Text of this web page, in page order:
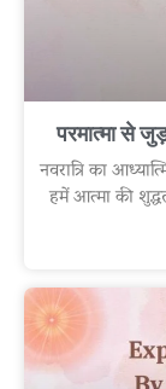
परमात्मा से
नवरात्रि का
हमें आत्मा की